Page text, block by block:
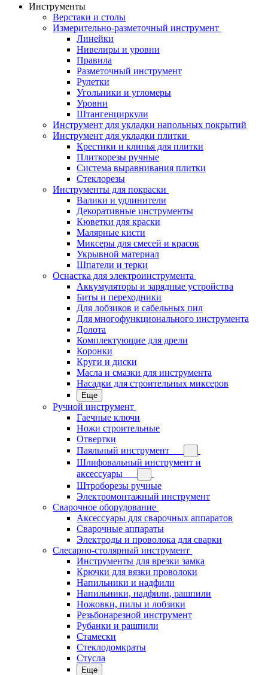
Инструменты
Верстаки и столы
Измерительно-разметочный инструмент
Линейки
Нивелиры и уровни
Правила
Разметочный инструмент
Рулетки
Угольники и угломеры
Уровни
Штангенциркули
Инструмент для укладки напольных покрытий
Инструмент для укладки плитки
Крестики и клинья для плитки
Плиткорезы ручные
Система выравнивания плитки
Стеклорезы
Инструменты для покраски
Валики и удлинители
Декоративные инструменты
Кюветки для краски
Малярные кисти
Миксеры для смесей и красок
Укрывной материал
Шпатели и терки
Оснастка для электроинструмента
Аккумуляторы и зарядные устройства
Биты и переходники
Для лобзиков и сабельных пил
Для многофункционального инструмента
Долота
Комплектующие для дрели
Коронки
Круги и диски
Масла и смазки для инструмента
Насадки для строительных миксеров
Еще
Ручной инструмент
Гаечные ключи
Ножи строительные
Отвертки
Паяльный инструмент
Шлифовальный инструмент и
аксессуары
Штроборезы ручные
Электромонтажный инструмент
Сварочное оборудование
Аксессуары для сварочных аппаратов
Сварочные аппараты
Электроды и проволока для сварки
Слесарно-столярный инструмент
Инструменты для врезки замка
Крючки для вязки проволоки
Напильники и надфили
Напильники, надфили, рашпили
Ножовки, пилы и лобзики
Резьбонарезной инструмент
Рубанки и рашпили
Стамески
Стеклодомкраты
Стусла
Еще